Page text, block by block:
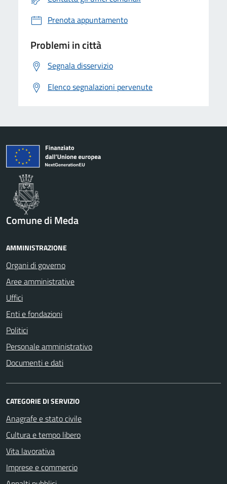
Prenota appuntamento
Problemi in città
Segnala disservizio
Elenco segnalazioni pervenute
Comune di Meda
AMMINISTRAZIONE
Organi di governo
Aree amministrative
Uffici
Enti e fondazioni
Politici
Personale amministrativo
Documenti e dati
CATEGORIE DI SERVIZIO
Anagrafe e stato civile
Cultura e tempo libero
Vita lavorativa
Imprese e commercio